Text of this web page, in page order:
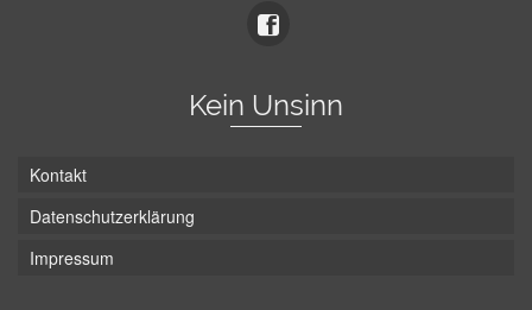
Kein Unsinn
Kontakt
Datenschutzerklärung
Impressum